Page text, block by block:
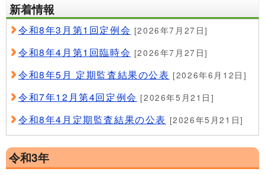
新着情報
令和8年3月第1回定例会 [2026年7月27日]
令和8年4月第1回臨時会 [2026年7月27日]
令和8年5月 定期監査結果の公表 [2026年6月12日]
令和7年12月第4回定例会 [2026年5月21日]
令和8年4月定期監査結果の公表 [2026年5月21日]
令和3年